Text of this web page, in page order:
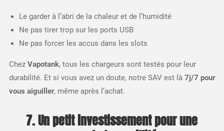
Le garder à l’abri de la chaleur et de l’humidité
Ne pas tirer trop sur les ports USB
Ne pas forcer les accus dans les slots
Chez Vapotank, tous les chargeurs sont testés pour leur
durabilité. Et si vous avez un doute, notre SAV est là 7j/7 pour
vous aiguiller, même après l’achat.
7. Un petit investissement pour une